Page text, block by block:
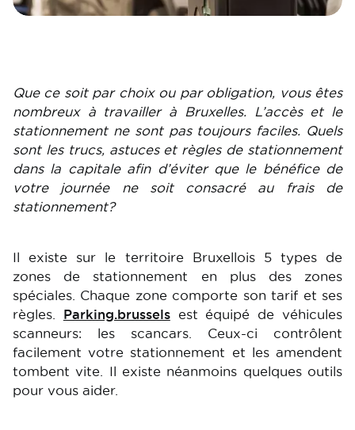
Que ce soit par choix ou par obligation, vous êtes
nombreux à travailler à Bruxelles. L’accès et le
stationnement ne sont pas toujours faciles. Quels
sont les trucs, astuces et règles de stationnement
dans la capitale afin d’éviter que le bénéfice de
votre journée ne soit consacré au frais de
stationnement?
Il existe sur le territoire Bruxellois 5 types de
zones de stationnement en plus des zones
spéciales. Chaque zone comporte son tarif et ses
règles. Parking.brusselsest équipé de véhicules
scanneurs: les scancars. Ceux-ci contrôlent
facilement votre stationnement et les amendent
tombent vite. Il existe néanmoins quelques outils
pour vous aider.